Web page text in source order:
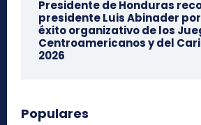
Presidente de Honduras
presidente Luis Abinader
éxito organizativo de los
Centroamericanos y del
2026
Populares